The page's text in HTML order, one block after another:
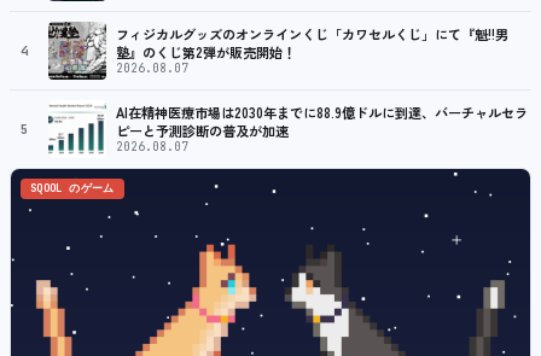
4
フィジカルグッズのオンラインくじ「カワセルくじ」にて『魁!!男
塾』のくじ第2弾が販売開始！
2026.08.07
5
AI在精神医療市場は2030年までに88.9億ドルに到達、バーチャルセラ
ピーと予測診断の普及が加速
2026.08.07
SQOOL のゲーム